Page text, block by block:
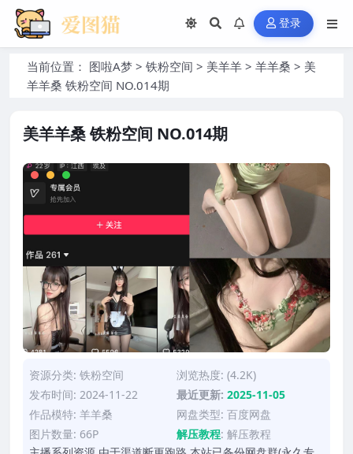
登录
当前位置： 图啦A梦 > 铁粉空间 > 美羊羊 > 羊羊桑 > 美
羊羊桑 铁粉空间 NO.014期
美羊羊桑 铁粉空间 NO.014期
资源分类: 铁粉空间
浏览热度: (4.2K)
发布时间: 2024-11-22
最近更新: 2025-11-05
作品模特: 羊羊桑
网盘类型: 百度网盘
图片数量: 66P
解压教程: 解压教程